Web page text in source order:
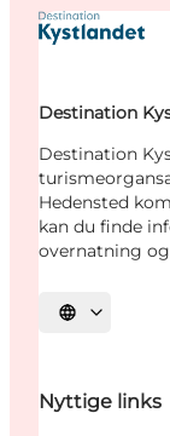
Destination
Destination
Hedensted
kan du finde
overnatning
Vælg sprog
Nyttige links